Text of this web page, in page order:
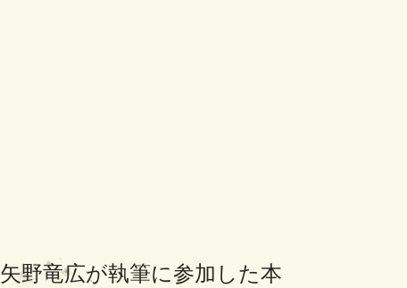
矢野竜広が執筆に参加した本